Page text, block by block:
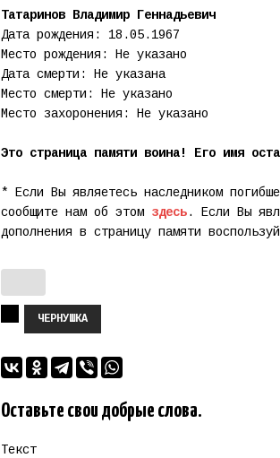
Татаринов Владимир Геннадьевич
Дата рождения: 18.05.1967
Место рождения: Не указано
Дата смерти: Не указана
Место смерти: Не указано
Место захоронения: Не указано
Это страница памяти воина! Его имя
* Если Вы являетесь наследником
сообщите нам об этом здесь. Если Вы
дополнения в страницу памяти
ЧЕРНУШКА
Оставьте свои добрые слова.
Текст